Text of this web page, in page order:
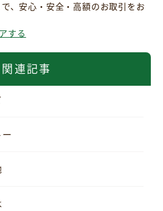
、安心・安全・高額のお取引をお
する
関連記事